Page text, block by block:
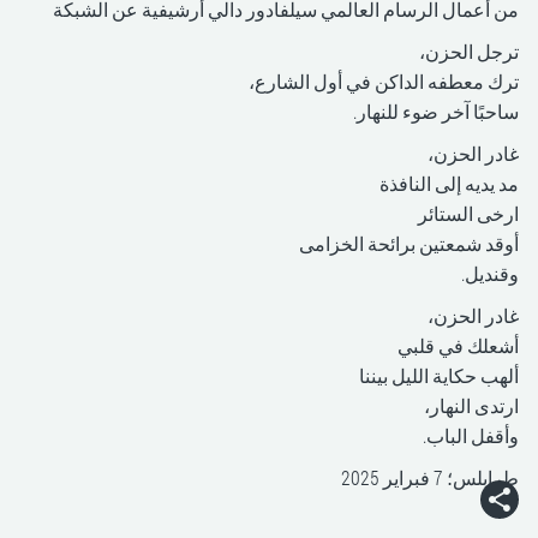
من أعمال الرسام العالمي سيلفادور دالي أرشيفية عن الشبكة
ترجل الحزن،
ترك معطفه الداكن في أول الشارع،
ساحبًا آخر ضوء للنهار.
غادر الحزن،
مد يديه إلى النافذة
ارخى الستائر
أوقد شمعتين برائحة الخزامى
وقنديل.
غادر الحزن،
أشعلك في قلبي
ألهب حكاية الليل بيننا
ارتدى النهار،
وأقفل الباب.
طرابلس؛ 7 فبراير 2025